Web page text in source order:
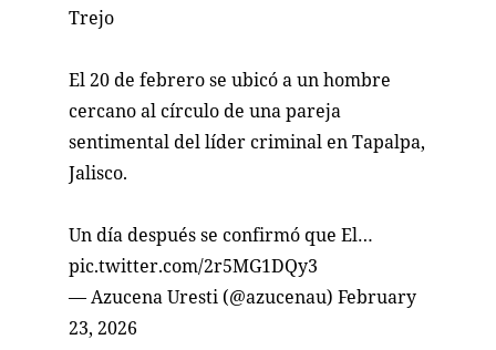
Trejo
El 20 de febrero se ubicó a un hombre
cercano al círculo de una pareja
sentimental del líder criminal en Tapalpa,
Jalisco.
Un día después se confirmó que El…
pic.twitter.com/2r5MG1DQy3
— Azucena Uresti (@azucenau)February
23, 2026